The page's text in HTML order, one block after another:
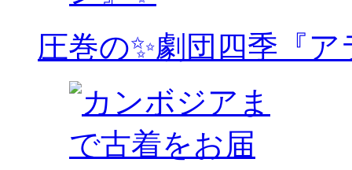
圧巻の✨劇団四季『ア